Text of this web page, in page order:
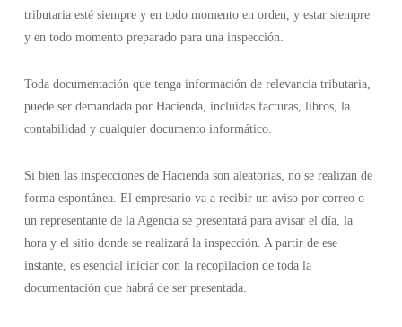
tributaria esté siempre y en todo momento en orden, y estar siempre
y en todo momento preparado para una inspección.
Toda documentación que tenga información de relevancia tributaria,
puede ser demandada por Hacienda, incluidas facturas, libros, la
contabilidad y cualquier documento informático.
Si bien las inspecciones de Hacienda son aleatorias, no se realizan de
forma espontánea. El empresario va a recibir un aviso por correo o
un representante de la Agencia se presentará para avisar el día, la
hora y el sitio donde se realizará la inspección. A partir de ese
instante, es esencial iniciar con la recopilación de toda la
documentación que habrá de ser presentada.